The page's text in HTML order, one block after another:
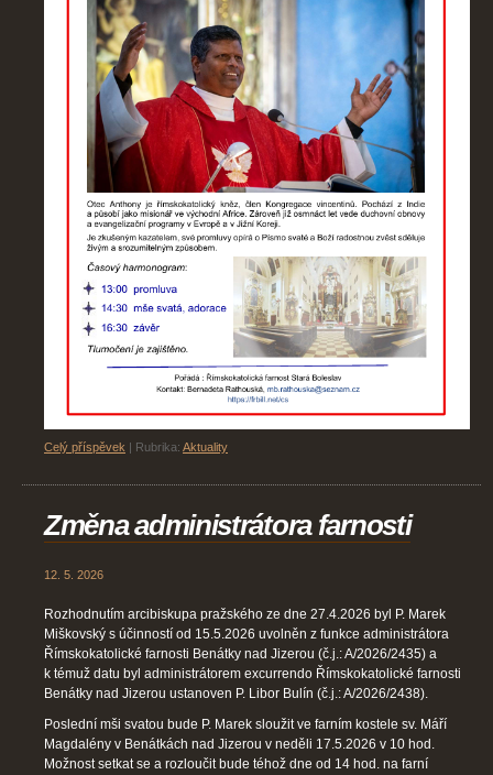
Celý příspěvek Rubrika: Aktuality
Změna administrátora farnosti
12. 5. 2026
Rozhodnutím arcibiskupa pražského ze dne 27.4.2026 byl P. Marek
Miškovský s účinností od 15.5.2026 uvolněn z funkce administrátora
Římskokatolické farnosti Benátky nad Jizerou (č.j.: A/2026/2435) a
k témuž datu byl administrátorem excurrendo Římskokatolické farnosti
Benátky nad Jizerou ustanoven P. Libor Bulín (č.j.: A/2026/2438).
Poslední mši svatou bude P. Marek sloužit ve farním kostele sv. Máří
Magdalény v Benátkách nad Jizerou v neděli 17.5.2026 v 10 hod.
Možnost setkat se a rozloučit bude téhož dne od 14 hod. na farní